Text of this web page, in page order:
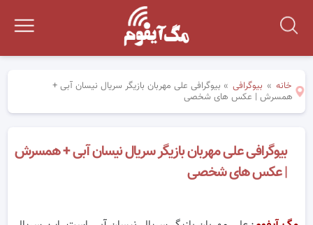
خانه » بیوگرافی » بیوگرافی علی مهربان بازیگر سریال نیسان آبی +
همسرش | عکس های شخصی
بیوگرافی علی مهربان بازیگر سریال نیسان آبی + همسرش
| عکس های شخصی